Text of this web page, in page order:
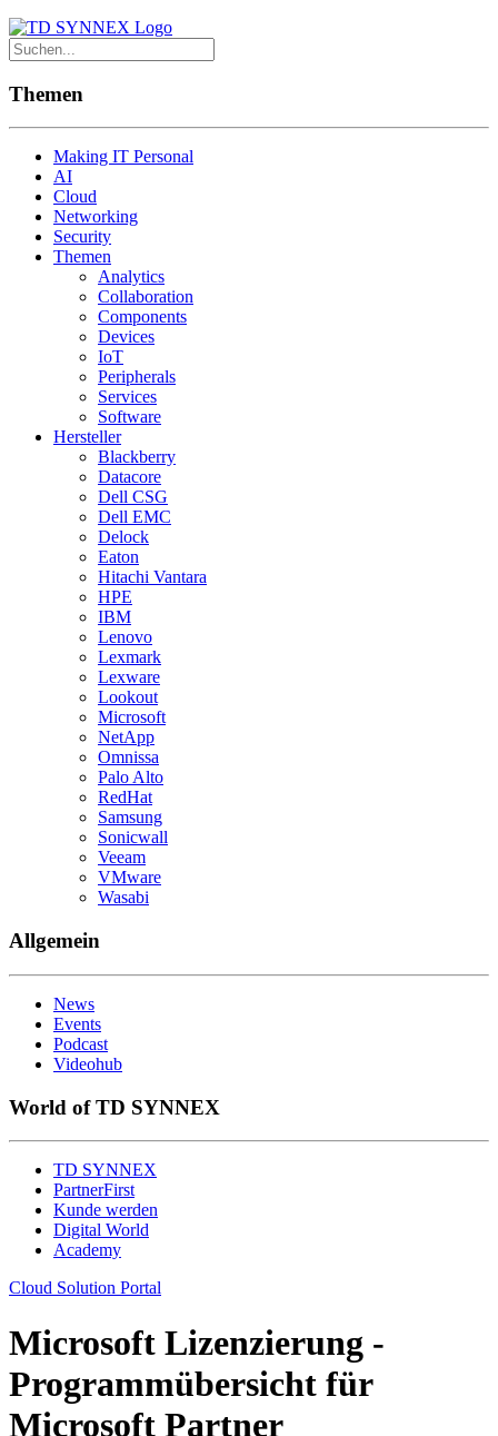
Themen
Making IT Personal
AI
Cloud
Networking
Security
Themen
Analytics
Collaboration
Components
Devices
IoT
Peripherals
Services
Software
Hersteller
Blackberry
Datacore
Dell CSG
Dell EMC
Delock
Eaton
Hitachi Vantara
HPE
IBM
Lenovo
Lexmark
Lexware
Lookout
Microsoft
NetApp
Omnissa
Palo Alto
RedHat
Samsung
Sonicwall
Veeam
VMware
Wasabi
Allgemein
News
Events
Podcast
Videohub
World of TD SYNNEX
TD SYNNEX
PartnerFirst
Kunde werden
Digital World
Academy
Cloud Solution Portal
Microsoft Lizenzierung -
Programmübersicht für
Microsoft Partner